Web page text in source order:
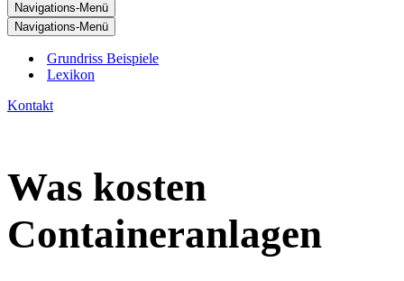
Navigations-Menü
Navigations-Menü
Grundriss Beispiele
Lexikon
Kontakt
Was kosten
Containeranlagen